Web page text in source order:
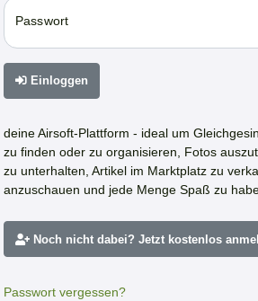
Passwort
Einloggen
deine Airsoft-Plattform - ideal um
zu finden oder zu organisieren, Fotos
zu unterhalten, Artikel im Marktplatz zu
anzuschauen und jede Menge Spaß zu
Noch nicht dabei? Jetzt kostenlos
Passwort vergessen?